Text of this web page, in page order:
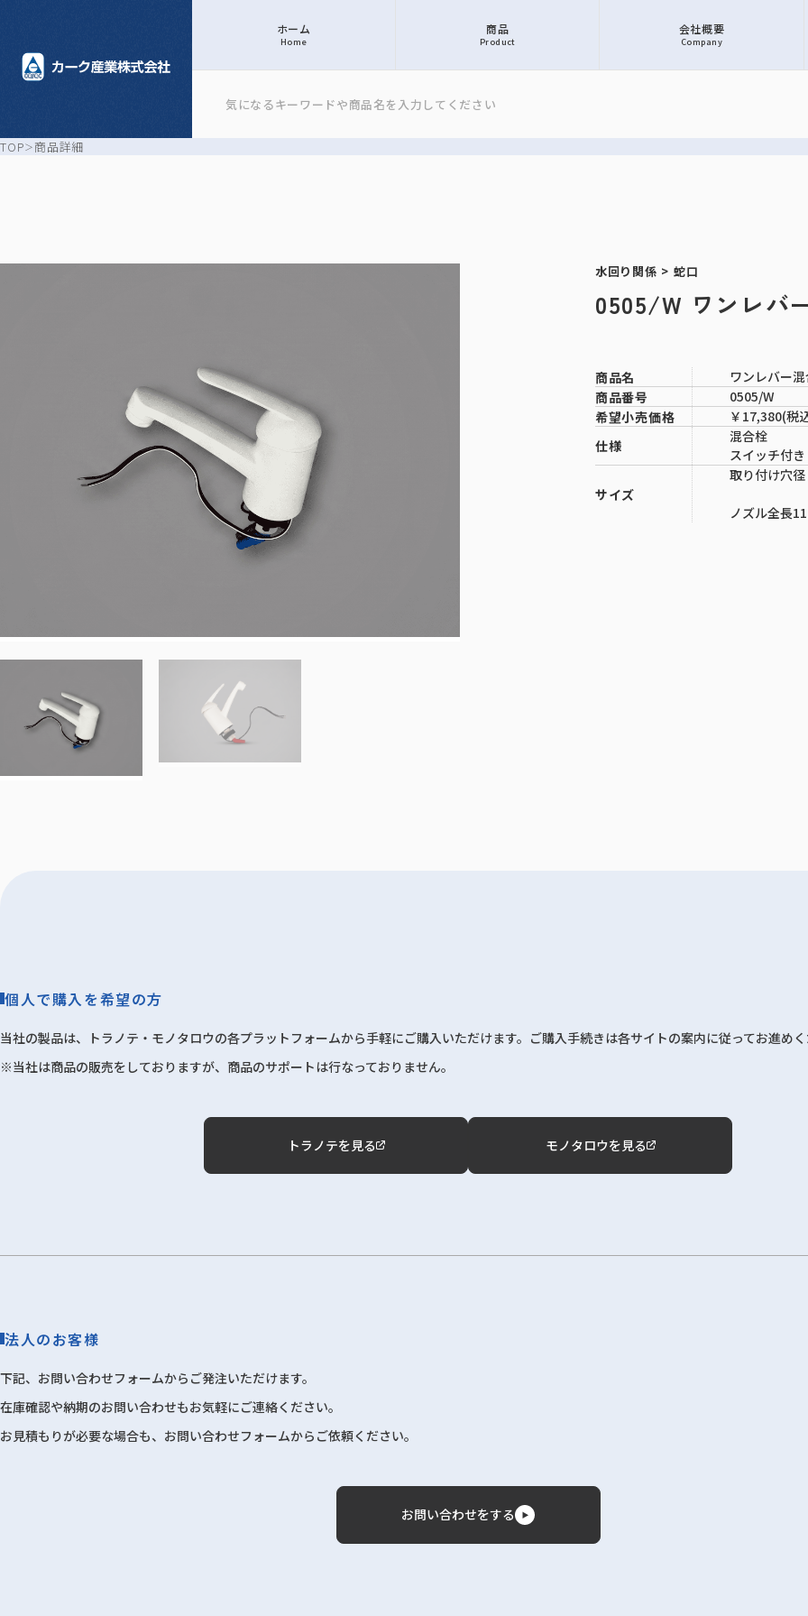
ホーム
Home
商品
Product
会社概要
Company
TOP 商品詳細
水回り関係 > 蛇口
0505/W ワンレバ
商品名
ワンレバー
商品番号
0505/W
希望小売価格
￥17,380(税
仕様
混合栓
スイッチ付き
サイズ
取り付け穴
ノズル全長
個人で購入を希望の方
当社の製品は、トラノテ・モノタロウの各プラットフォームから手軽にご購入いただけます。ご購入手続きは各サイトの案内に従ってお進め
※当社は商品の販売をしておりますが、商品のサポートは行なっておりません。
トラノテを見る モノタロウを見る
法人のお客様
下記、お問い合わせフォームからご発注いただけます。
在庫確認や納期のお問い合わせもお気軽にご連絡ください。
お見積もりが必要な場合も、お問い合わせフォームからご依頼ください。
お問い合わせをする